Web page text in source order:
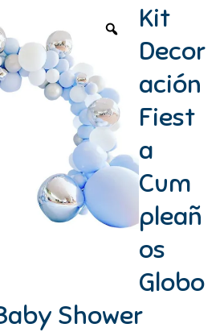
Kit
Decor
ación
Fiest
a
Cum
pleañ
os
Globo
Shower